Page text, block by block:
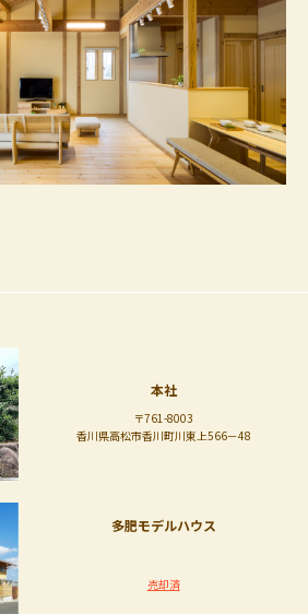
本社
〒761-8003
香川県高松市香川町川東上566－48
多肥モデルハウス
売却済